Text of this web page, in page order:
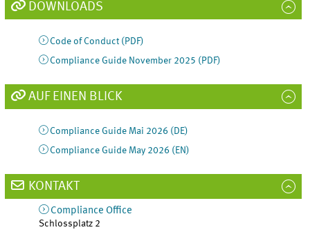
DOWNLOADS
Code of Conduct (PDF)
Compliance Guide November 2025 (PDF)
AUF EINEN BLICK
Compliance Guide Mai 2026 (DE)
Compliance Guide May 2026 (EN)
KONTAKT
Compliance Office
Schlossplatz 2